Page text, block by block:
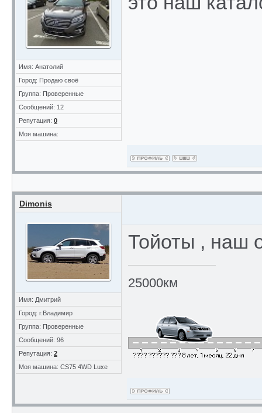
Имя: Анатолий
Город: Продаю своё
Группа: Проверенные
Сообщений: 12
Репутация: 0
Моя машина:
Dimonis
Имя: Дмитрий
Город: г.Владимир
Группа: Проверенные
Сообщений: 96
Репутация: 2
Моя машина: CS75 4WD Luxe
Тойоты , наш
25000км